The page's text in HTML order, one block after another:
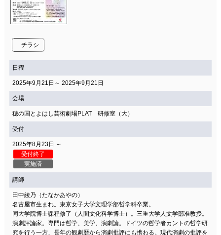
チラシ
日程
2025年9月21日～ 2025年9月21日
会場
穂の国とよはし芸術劇場PLAT 研修室（大）
受付
2025年8月23日 ～
受付終了
実施済
講師
田中綾乃（たなかあやの）
名古屋市生まれ。東京女子大学文理学部哲学科卒業。
同大学院博士課程修了（人間文化科学博士）。三重大学人文学部准教授。
演劇評論家。専門は哲学、美学、演劇論。ドイツの哲学者カントの哲学研
究を行う一方、長年の観劇歴から演劇批評にも携わる。現代演劇の批評を